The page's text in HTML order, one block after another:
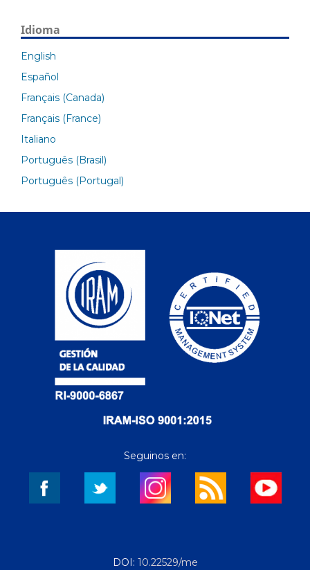
Idioma
English
Español
Français (Canada)
Français (France)
Italiano
Português (Brasil)
Português (Portugal)
Seguinos en:
DOI: 10.22529/me